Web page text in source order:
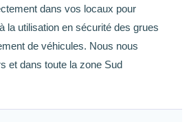
dans vos locaux pour
la utilisation en sécurité des grues
de véhicules. Nous nous
et dans toute la zone Sud